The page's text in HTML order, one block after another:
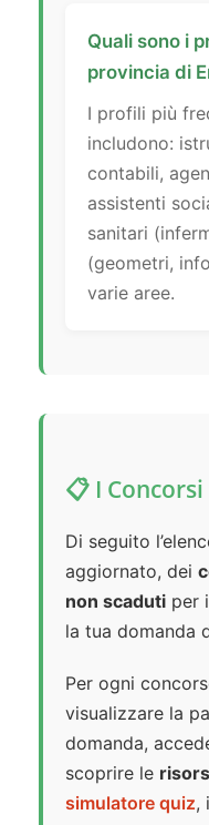
Quali sono i
provincia di
I profili più
includono:
contabili,
assistenti
sanitari
(geometri,
varie aree.
📋 I
Di seguito
aggiornato, dei
non scaduti per
la tua domanda
Per ogni
visualizzare la
domanda,
scoprire le
simulatore quiz, i